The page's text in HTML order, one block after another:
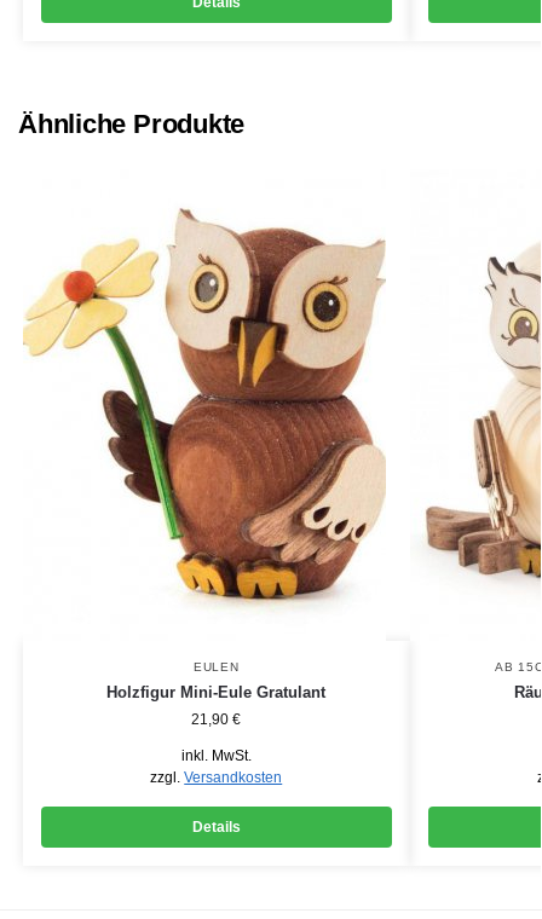
Ähnliche Produkte
EULEN
Holzfigur Mini-Eule Gratulant
21,90€
inkl. MwSt.
zzgl.Versandkosten
Details
AB